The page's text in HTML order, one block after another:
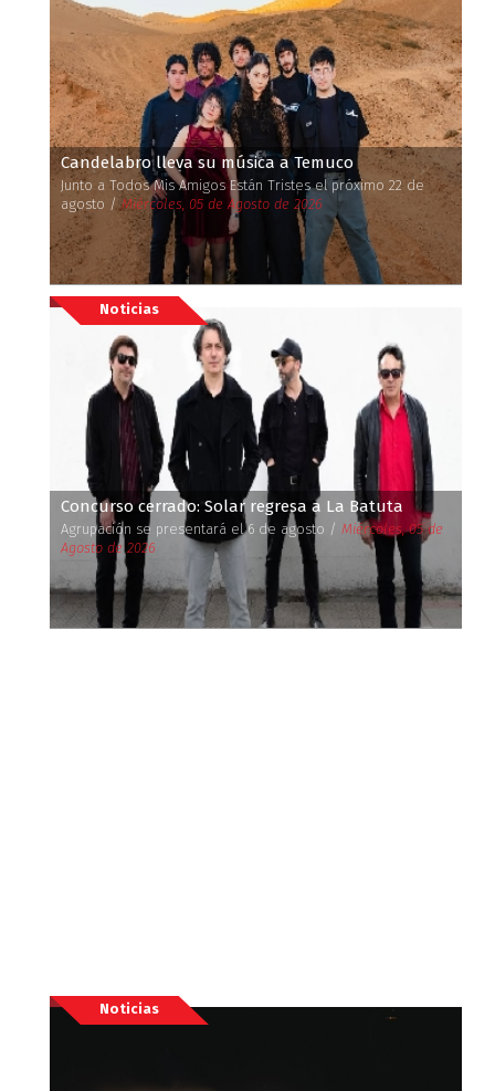
Candelabro lleva su música a Temuco
Junto a Todos Mis Amigos Están Tristes el próximo 22 de
agosto /Miércoles, 05 de Agosto de 2026
Noticias
Concurso cerrado: Solar regresa a La Batuta
Agrupación se presentará el 6 de agosto / Miércoles, 05 de
Agosto de 2026
Noticias